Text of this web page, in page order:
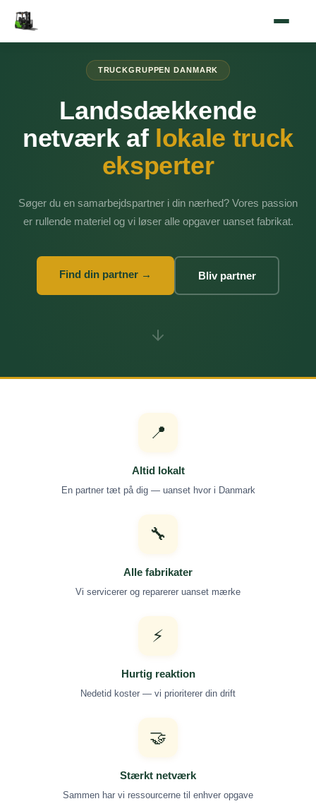
TRUCKGRUPPEN DANMARK
Landsdækkende
netværk af lokale truck
eksperter
Søger du en samarbejdspartner i din nærhed? Vores passion
er rullende materiel og vi løser alle opgaver uanset fabrikat.
Find din partner → Bliv partner
📍
Altid lokalt
En partner tæt på dig — uanset hvor i Danmark
🔧
Alle fabrikater
Vi servicerer og reparerer uanset mærke
⚡
Hurtig reaktion
Nedetid koster — vi prioriterer din drift
🤝
Stærkt netværk
Sammen har vi ressourcerne til enhver opgave